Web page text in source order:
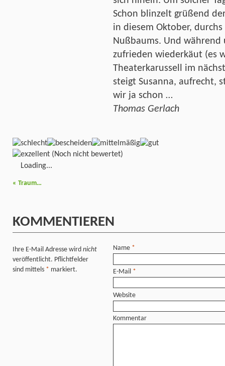
Schon blinzelt grüßend
in diesem Oktober,
Nußbaums. Und
zufrieden wiederkäut (es
Theaterkarussell im
steigt Susanna, aufrecht,
wir ja schon …
Thomas Gerlach
(Noch nicht bewertet)
Loading...
« Traum…
KOMMENTIEREN
Ihre E-Mail Adresse wird nicht
veröffentlicht. Pflichtfelder
sind mittels * markiert.
Name *
E-Mail *
Website
Kommentar